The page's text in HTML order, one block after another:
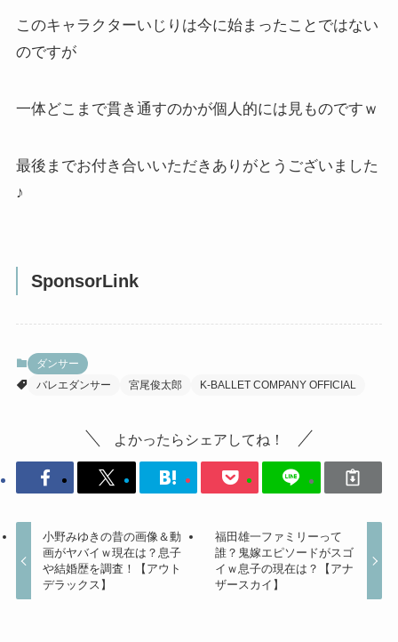
このキャラクターいじりは今に始まったことではない
のですが
一体どこまで貫き通すのかが個人的には見ものですｗ
最後までお付き合いいただきありがとうございました
♪
SponsorLink
ダンサー
バレエダンサー
宮尾俊太郎 K-BALLET COMPANY OFFICIAL
よかったらシェアしてね！
小野みゆきの昔の画像＆動
画がヤバイｗ現在は？息子
や結婚歴を調査！【アウト
デラックス】
福田雄一ファミリーって
誰？鬼嫁エピソードがスゴ
イｗ息子の現在は？【アナ
ザースカイ】